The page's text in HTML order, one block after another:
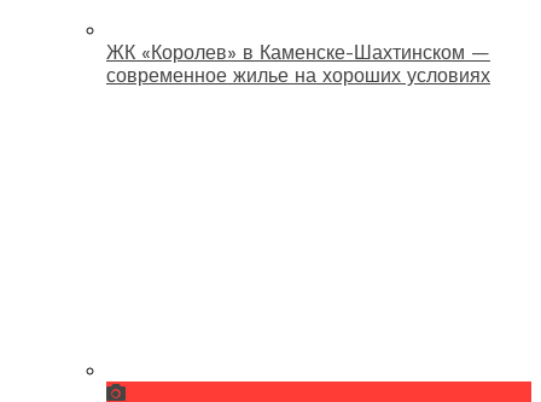
ЖК «Королев» в Каменске-Шахтинском —
современное жилье на хороших условиях